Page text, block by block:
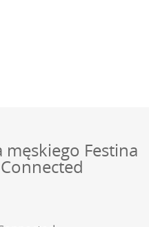
męskiego Festina